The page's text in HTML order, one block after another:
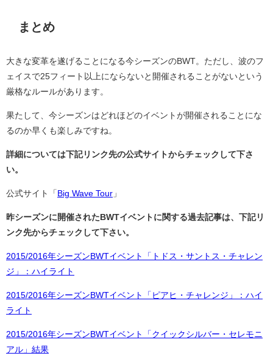
まとめ
大きな変革を遂げることになる今シーズンのBWT。ただし、波のフ
ェイスで25フィート以上にならないと開催されることがないという
厳格なルールがあります。
果たして、今シーズンはどれほどのイベントが開催されることにな
るのか早くも楽しみですね。
詳細については下記リンク先の公式サイトからチェックして下さ
い。
公式サイト「 Big Wave Tour 」
昨シーズンに開催されたBWTイベントに関する過去記事は、下記リ
ンク先からチェックして下さい。
2015/2016年シーズンBWTイベント「トドス・サントス・チャレン
ジ」：ハイライト
2015/2016年シーズンBWTイベント「ピアヒ・チャレンジ」：ハイ
ライト
2015/2016年シーズンBWTイベント「クイックシルバー・セレモニ
アル」結果